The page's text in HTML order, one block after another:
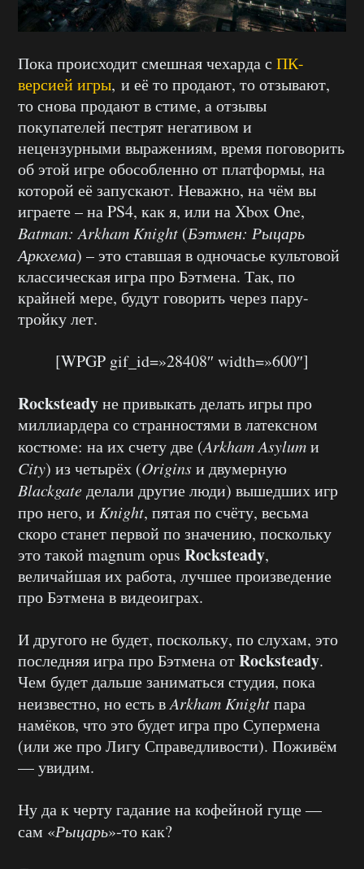
Пока происходит смешная чехарда с ПК-
версией игры, и её то продают, то отзывают,
то снова продают в стиме, а отзывы
покупателей пестрят негативом и
нецензурными выражениям, время поговорить
об этой игре обособленно от платформы, на
которой её запускают. Неважно, на чём вы
играете – на PS4, как я, или на Xbox One,
Batman: Arkham Knight (Бэтмен: Рыцарь
Аркхема) – это ставшая в одночасье культовой
классическая игра про Бэтмена. Так, по
крайней мере, будут говорить через пару-
тройку лет.
[WPGP gif_id=»28408″ width=»600″]
Rocksteadyне привыкать делать игры про
миллиардера со странностями в латексном
костюме: на их счету две (Arkham Asylumи
City) из четырёх (Originsи двумерную
Blackgateделали другие люди) вышедших игр
про него, и Knight, пятая по счёту, весьма
скоро станет первой по значению, поскольку
это такой magnum opus Rocksteady,
величайшая их работа, лучшее произведение
про Бэтмена в видеоиграх.
И другого не будет, поскольку, по слухам, это
последняя игра про Бэтмена отRocksteady.
Чем будет дальше заниматься студия, пока
неизвестно, но есть вArkham Knightпара
намёков, что это будет игра про Супермена
(или же про Лигу Справедливости). Поживём
— увидим.
Ну да к черту гадание на кофейной гуще —
сам «Рыцарь»-то как?